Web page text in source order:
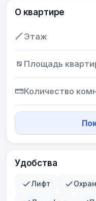
О квартире
Этаж
Площадь
Количество
Удобства
Лифт